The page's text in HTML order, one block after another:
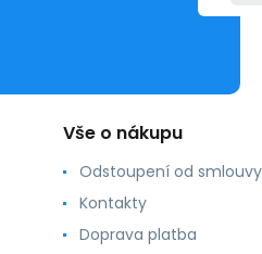
Vše o nákupu
Odstoupení od smlouvy
Kontakty
Doprava platba